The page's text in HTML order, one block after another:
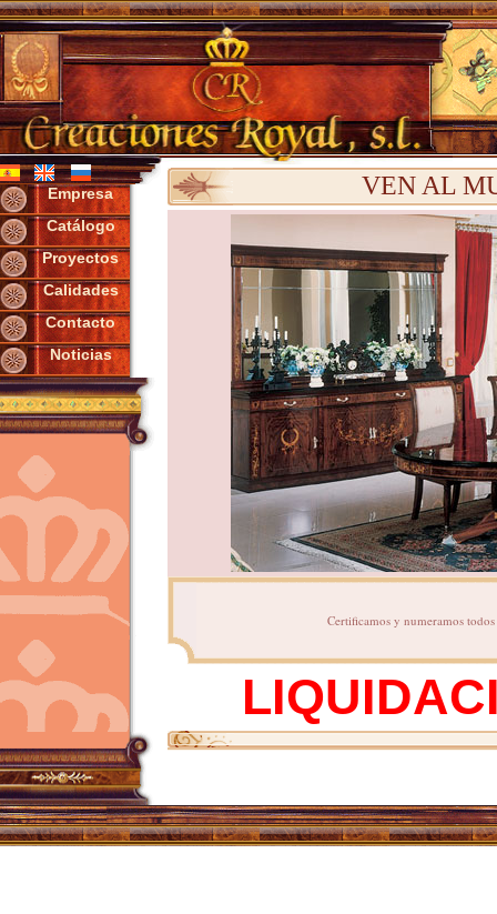
Empresa
Catálogo
Proyectos
Calidades
Contacto
Noticias
VEN AL
Certificamos y numeramos